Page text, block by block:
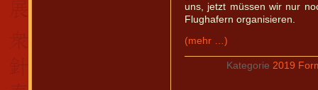
uns, jetzt müssen wir nur
Flughafern organisieren.
(mehr …)
Kategorie 2019